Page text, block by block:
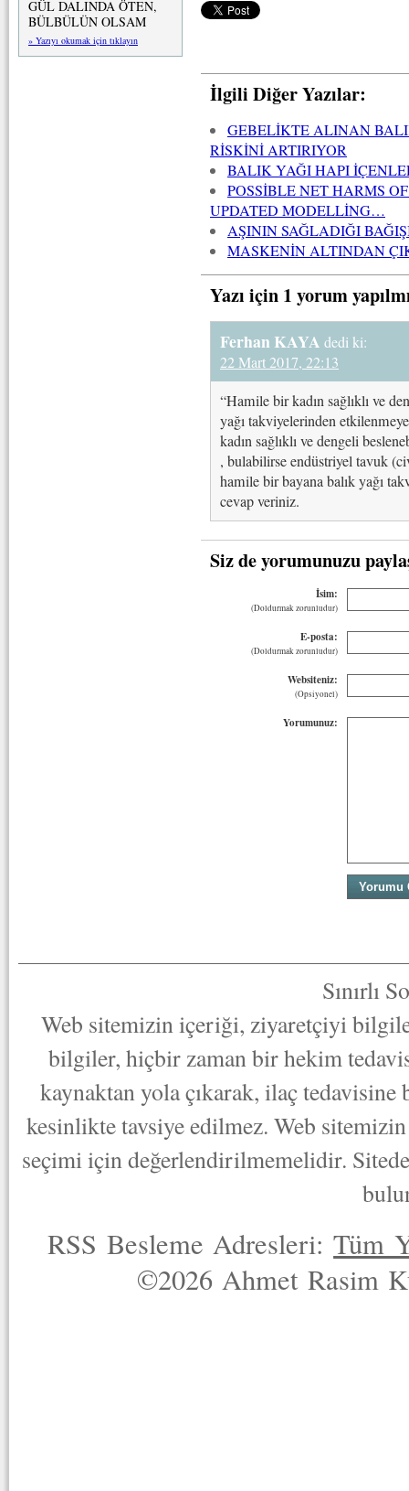
GÜL DALINDA ÖTEN,
BÜLBÜLÜN OLSAM
» Yazıyı okumak için tıklayın
İlgili Diğer Yazılar:
GEBELİKTE ALINAN
RİSKİNİ ARTIRIYOR
BALIK YAĞI HAPI
POSSİBLE NET HARMS
UPDATED MODELLİNG…
AŞININ SAĞLADIĞI
MASKENİN ALTINDAN
Yazı için 1 yorum
Ferhan KAYA dedi ki:
22 Mart 2017, 22:13
“Hamile bir kadın sağlıklı ve
yağı takviyelerinden
kadın sağlıklı ve dengeli
, bulabilirse endüstriyel tavuk
hamile bir bayana balık yağı
cevap veriniz.
Siz de yorumunuzu
İsim:
(Doldurmak zorunludur)
E-posta:
(Doldurmak zorunludur)
Websiteniz:
(Opsiyonel)
Yorumunuz:
Sınırlı
Web sitemizin içeriği, ziyaretçiyi
bilgiler, hiçbir zaman bir hekim
kaynaktan yola çıkarak, ilaç
kesinlikte tavsiye edilmez. Web
seçimi için değerlendirilmemelidir.
RSS Besleme Adresleri:Tüm
©2026 Ahmet Rasim